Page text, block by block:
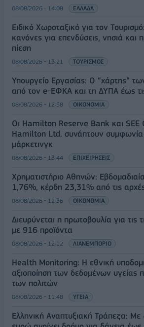
08/08/2026 - 14:08 ΕΛΛΑΔΑ
Ειδικό Χωροταξικό για τον
κανόνες για επενδύσεις, νησιά και
πίεση
08/08/2026 - 13:21 ΤΟΥΡΙΣΜΟΣ
Υπουργείο Εργασίας: Ο “χάρτης”
από τον e-ΕΦΚΑ και τη ΔΥΠΑ έως
08/08/2026 - 12:58 ΟΙΚΟΝΟΜΙΑ
Οι Hamilton Reserve Bank και SEE
Hamilton Ltd. συνάπτουν συμφωνία
μάρκετινγκ
08/08/2026 - 13:44 ΕΠΙΧΕΙΡΗΣΕΙΣ
Χρηματιστήριο Αθηνών:
1,76%, κέρδη 23,31% από τις
08/08/2026 - 12:36 ΟΙΚΟΝΟΜΙΑ
Διευρύνεται η πρωτοβουλία για τις
με 916 προϊόντα
08/08/2026 - 12:12 ΛΙΑΝΕΜΠΟΡΙΟ
Health Monitoring: Η εθνική
αξιοποίηση των δεδομένων υγείας
των πολιτών
08/08/2026 - 11:48 ΥΓΕΙΑ
Ελληνική Αναπτυξιακή Τράπεζα: Με